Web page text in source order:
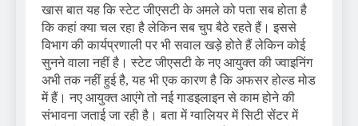
खास बात यह कि स्टेट जीएसटी के अमले को पता सब होता है
कि कहां क्या चल रहा है लेकिन सब चुप बैठे रहते हैं। इससे
विभाग की कार्यप्रणाली पर भी सवाल खड़े होते हैं लेकिन कोई
सुनने वाला नहीं है। स्टेट जीएसटी के नए आयुक्त की ज्वाइनिंग
अभी तक नहीं हुई है, यह भी एक कारण है कि अफसर होल्ड मोड
में हैं। नए आयुक्त आएंगे तो नई गाडइलाइन से काम होने की
संभावना जताई जा रही है। बता में ग्वालियर में सिटी सेंटर में